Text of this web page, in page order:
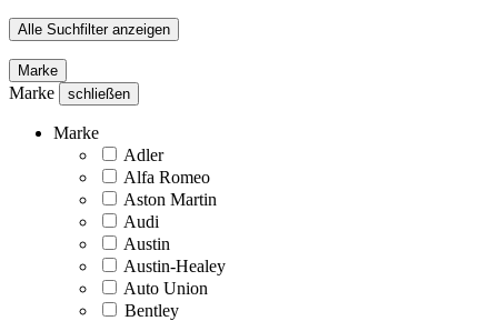
Alle Suchfilter anzeigen
Marke
Marke schließen
Marke
Adler
Alfa Romeo
Aston Martin
Audi
Austin
Austin-Healey
Auto Union
Bentley